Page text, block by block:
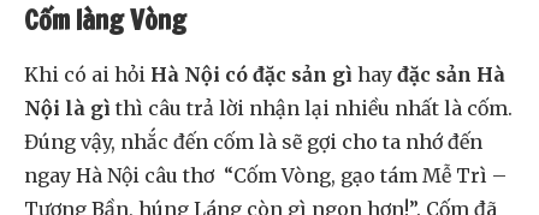
Cốm làng Vòng
Khi có ai hỏi Hà Nội có đặc sản gì hay đặc sản Hà
Nội là gì thì câu trả lời nhận lại nhiều nhất là cốm.
Đúng vậy, nhắc đến cốm là sẽ gợi cho ta nhớ đến
ngay Hà Nội câu thơ “Cốm Vòng, gạo tám Mễ Trì –
Tương Bần, húng Láng còn gì ngon hơn!”. Cốm đã